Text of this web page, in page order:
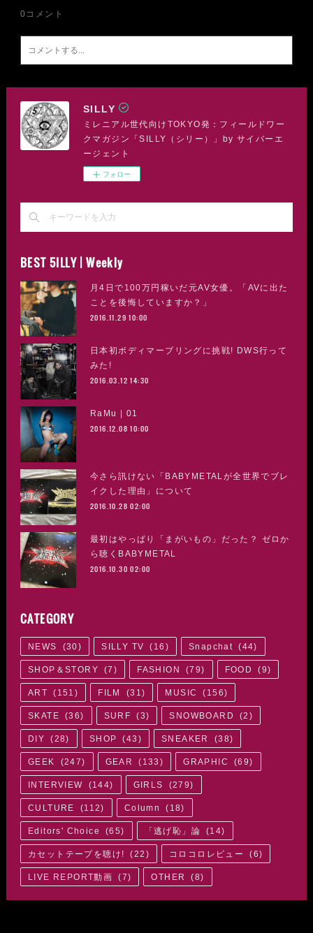
0 コメント
SILLY
ミレニアル世代向けTOKYO発：フィールドワー
クマガジン「SILLY（シリー）」by サイバーエ
ージェント
フォロー
BEST 5ILLY | Weekly
月4日で100万円稼いだ元AV女優。「AVに出た
ことを後悔していますか？」
2016.11.29 10:00
日本初ボディマーブリングに挑戦! DWS行って
みた!
2016.03.12 14:30
RaMu | 01
2016.12.08 10:00
今さら訊けない「BABYMETALが全世界でブレ
イクした理由」について
2016.10.28 02:00
最初はやっぱり「まがいもの」だった？ ゼロか
ら聴くBABYMETAL
2016.10.30 02:00
CATEGORY
NEWS (30) SILLY TV ( 16 ) Snapchat (44)
SHOP＆STORY (7 ) FASHION (79) FOOD (9)
ART ( 151 ) FILM (31) MUSIC ( 156)
SKATE (36) SURF (3) SNOWBOARD (2 )
DIY (28) SHOP (43 ) SNEAKER (38)
GEEK (247) GEAR ( 133 ) GRAPHIC (69)
INTERVIEW (144) GIRLS (279)
CULTURE (112) Column ( 18)
Editors' Choice (65) 「逃げ恥」論 (14)
カセットテープを聴け! (22 ) コロコロレビュー (6)
LIVE REPORT動画 (7) OTHER (8)